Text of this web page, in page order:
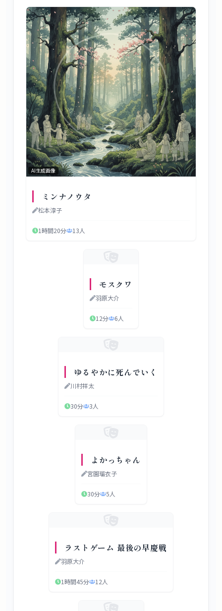
AI生成画像
ミンナノウタ
松本淳子
1時間20分 13人
モスクワ
羽原大介
12分 6人
ゆるやかに死んでいく
川村祥太
30分 3人
よかっちゃん
宮園瑠衣子
30分 5人
ラストゲーム 最後の早慶戦
羽原大介
1時間45分 12人